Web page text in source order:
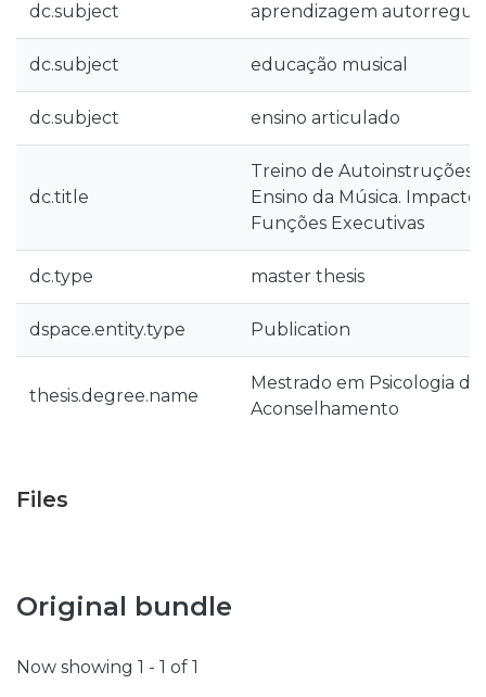
dc.subject aprendizagem
dc.subject educação musical
dc.subject ensino articulado
dc.title
Treino de Autoinstruções
Ensino da Música. Impacto
Funções Executivas
dc.type master thesis
dspace.entity.type Publication
thesis.degree.name
Mestrado em Psicologia
Aconselhamento
Files
Original bundle
Now showing 1 - 1 of 1